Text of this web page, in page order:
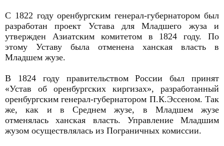
С 1822 году оренбургским генерал-губернатором был
разработан проект Устава для Младшего жуза и
утвержден Азиатским комитетом в 1824 году. По
этому Уставу была отменена ханская власть в
Младшем жузе.
В 1824 году правительством России был принят
«Устав об оренбургских киргизах», разработанный
оренбургским генерал-губернатором П.К.Эссеном. Так
же, как и в Среднем жузе, в Младшем жузе
отменялась ханская власть. Управление Младшим
жузом осуществлялась из Пограничных комиссии.